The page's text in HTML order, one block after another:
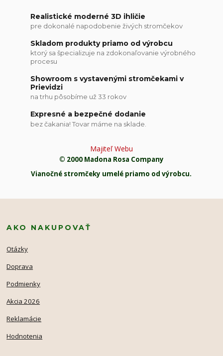
Realistické moderné 3D ihličie
pre dokonalé napodobenie živých stromčekov
Skladom produkty priamo od výrobcu
ktorý sa špecializuje na zdokonaľovanie výrobného
procesu
Showroom s vystavenými stromčekami v
Prievidzi
na trhu pôsobíme už 33 rokov
Expresné a bezpečné dodanie
bez čakania! Tovar máme na sklade.
Majiteľ Webu
© 2000 Madona Rosa Company
Vianočné stromčeky umelé priamo od výrobcu.
AKO NAKUPOVAŤ
Otázky
Doprava
Podmienky
Akcia 2026
Reklamácie
Hodnotenia